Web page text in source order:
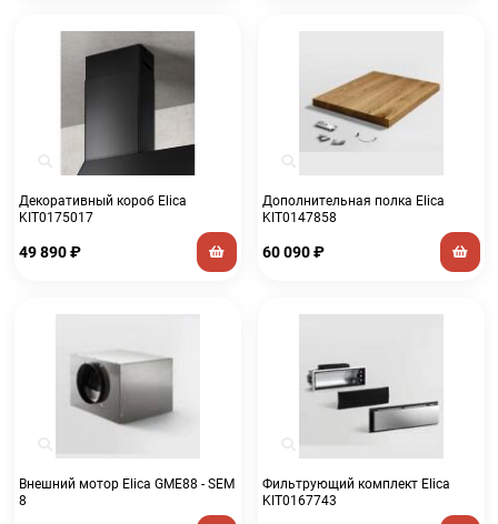
Декоративный короб Elica
KIT0175017
49 890₽
Дополнительная полка Elica
KIT0147858
60 090₽
Внешний мотор Elica GME88 - SEM
8
Фильтрующий комплект Elica
KIT0167743